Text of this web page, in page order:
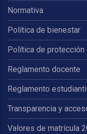
Normativa
Política de bienestar
Política de
Reglamento docente
Reglamento
Transparencia y
Valores de matrícula